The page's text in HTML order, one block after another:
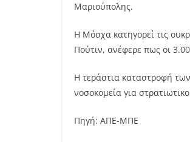
Μαριούπολης.
Η Μόσχα κατηγορεί τις
Πούτιν, ανέφερε πως οι
Η τεράστια καταστροφή
νοσοκομεία για
Πηγή: ΑΠΕ-ΜΠΕ